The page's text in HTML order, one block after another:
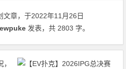
文章，于2022年11月26日
发表，共 2803 字。